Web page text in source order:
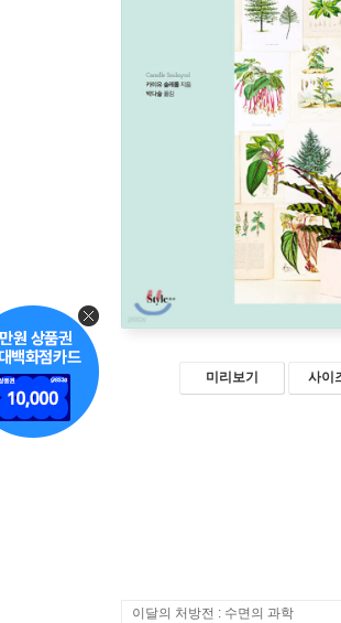
미리보기 사이
이달의 처방전 : 수면의 과학